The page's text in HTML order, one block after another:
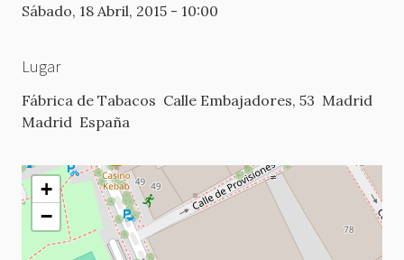
Sábado, 18 Abril, 2015 - 10:00
Lugar
Fábrica de Tabacos Calle Embajadores, 53 Madrid
Madrid España
+
−